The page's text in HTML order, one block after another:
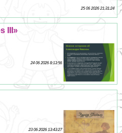
25 06 2026 21:31:24
III»
24 06 2026 8:13:56
23 06 2026 13:43:27